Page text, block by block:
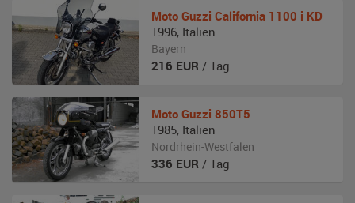
Moto Guzzi California 1100 i KD
1996, Italien
Bayern
216 EUR / Tag
Moto Guzzi 850T5
1985, Italien
Nordrhein-Westfalen
336 EUR / Tag